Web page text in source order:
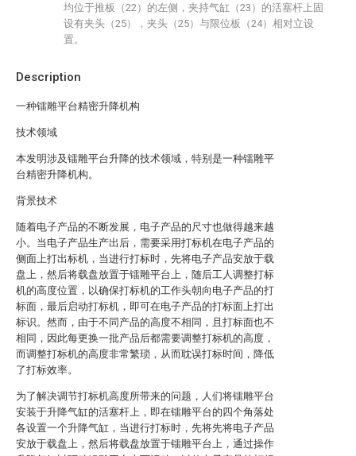
Description
一种镭雕平台精密升降机构
技术领域
本发明涉及镭雕平台升降的技术领域，特别是一种镭雕平
台精密升降机构。
背景技术
随着电子产品的不断发展，电子产品的尺寸也做得越来越
小。当电子产品生产出后，需要采用打标机在电子产品的
侧面上打出标机，当进行打标时，先将电子产品安放于载
盘上，然后将载盘放置于镭雕平台上，随后工人调整打标
机的高度位置，以确保打标机的工作头朝向电子产品的打
标面，最后启动打标机，即可在电子产品的打标面上打出
标识。然而，由于不同产品的高度不相同，且打标面也不
相同，因此每更换一批产品后都需要调整打标机的高度，
而调整打标机的高度非常繁琐，从而耽误打标时间，降低
了打标效率。
为了解决调节打标机高度所带来的问题，人们将镭雕平台
安装于升降气缸的活塞杆上，即在镭雕平台的四个角落处
各设置一个升降气缸，当进行打标时，先将先将电子产品
安放于载盘上，然后将载盘放置于镭雕平台上，通过操作
均位于推板（22）的左侧，夹持气缸（23）的活塞杆上固
设有夹头（25），夹头（25）与限位板（24）相对立设
置。